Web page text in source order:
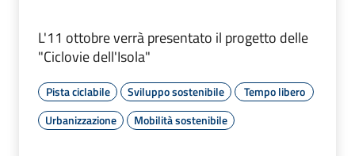
L'11 ottobre verrà presentato il progetto delle
"Ciclovie dell'Isola"
Pista ciclabile Sviluppo sostenibile
Tempo libero
Urbanizzazione
Mobilità sostenibile